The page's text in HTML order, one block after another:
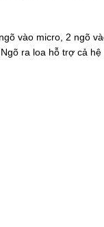
vào micro, 2 ngõ
ra loa hỗ trợ cả